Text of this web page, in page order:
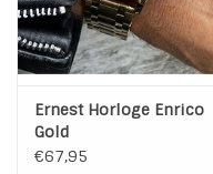
Ernest Horloge Enrico
Gold
€67,95